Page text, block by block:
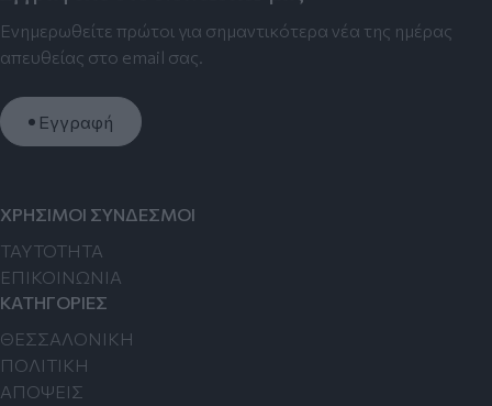
Ενημερωθείτε πρώτοι για σημαντικότερα νέα της ημέρας
απευθείας στο email σας.
Εγγραφή
ΧΡΗΣΙΜΟΙ ΣΥΝΔΕΣΜΟΙ
TAYTOTHTA
ΕΠΙΚΟΙΝΩΝΙΑ
ΚΑΤΗΓΟΡΙΕΣ
ΘΕΣΣΑΛΟΝΙΚΗ
ΠΟΛΙΤΙΚΗ
ΑΠΟΨΕΙΣ